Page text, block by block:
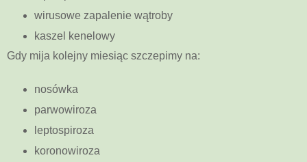
wirusowe zapalenie wątroby
kaszel kenelowy
Gdy mija kolejny miesiąc szczepimy na:
nosówka
parwowiroza
leptospiroza
koronowiroza